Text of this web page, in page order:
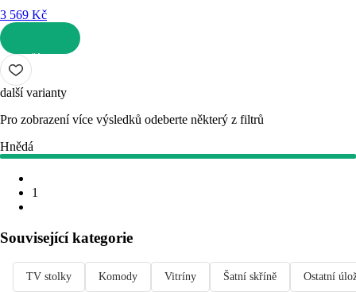
3 569 Kč
DO KOŠÍKU
další varianty
Pro zobrazení více výsledků odeberte některý z filtrů
Hnědá
1
Související kategorie
TV stolky Komody Vitríny Šatní skříně Ostatní